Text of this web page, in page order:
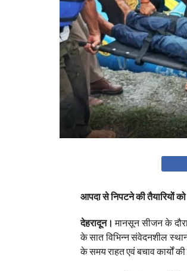
आपदा से निपटने की तैयारियों
देहरादून।मानसून सीजन के
के सात विभिन्न संवेदनशील
के समय राहत एवं बचाव कार्यों